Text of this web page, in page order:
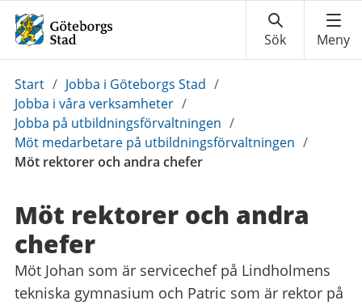
Du
är
här:
Start / Jobba i Göteborgs Stad /
Jobba i våra verksamheter /
Jobba på utbildningsförvaltningen /
Möt medarbetare på utbildningsförvaltningen /
Möt rektorer och andra chefer
Möt rektorer och andra
chefer
Möt Johan som är servicechef på Lindholmens
tekniska gymnasium och Patric som är rektor på